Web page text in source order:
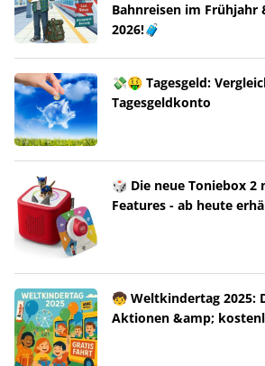
Bahnreisen im Frühjahr
2026!🧳
💸🤑 Tagesgeld:
Tagesgeldkonto
🎲 Die neue Toniebox 2
Features - ab heute
🧒 Weltkindertag 2025:
Aktionen &amp;